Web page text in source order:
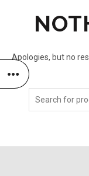
Apologies, but no